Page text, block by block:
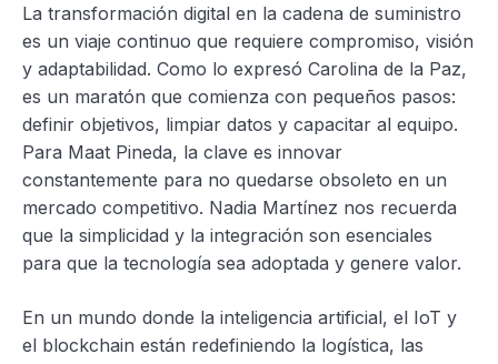
La transformación digital en la cadena de suministro
es un viaje continuo que requiere compromiso, visión
y adaptabilidad. Como lo expresó Carolina de la Paz,
es un maratón que comienza con pequeños pasos:
definir objetivos, limpiar datos y capacitar al equipo.
Para Maat Pineda, la clave es innovar
constantemente para no quedarse obsoleto en un
mercado competitivo. Nadia Martínez nos recuerda
que la simplicidad y la integración son esenciales
para que la tecnología sea adoptada y genere valor.
En un mundo donde la inteligencia artificial, el IoT y
el blockchain están redefiniendo la logística, las